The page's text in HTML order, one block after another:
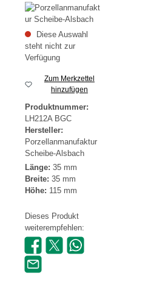
Diese Auswahl
steht nicht zur
Verfügung
Zum Merkzettel
hinzufügen
Produktnummer:
LH212A BGC
Hersteller:
Porzellanmanufaktur
Scheibe-Alsbach
Länge: 35 mm
Breite: 35 mm
Höhe: 115 mm
Dieses Produkt
weiterempfehlen: